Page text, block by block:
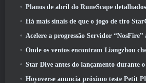
Planos de abril do RuneScape detalhados em
Há mais sinais de que o jogo de tiro StarCraft de mundo
Acelere a progressão Servidor “NosFire” agora
Onde os ventos encontram Liangzhou cheio de neve agora disponível
Star Dive antes do lançamento durante o
Hoyoverse anuncia próximo teste Petit